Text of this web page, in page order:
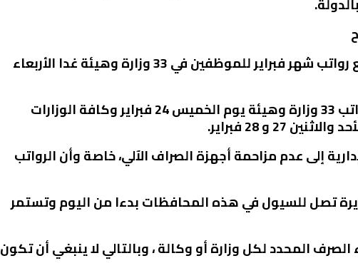
ومن المقرر البدء في دفع رواتب شهر فبراير للموظفين في 33 وزارة وهيئة غدا الأربعاء
ومن ثم البدء في دفع رواتب 33 وزارة وهيئة يوم الخميس 24 فبراير وكافة الوزارات
27 و 28 فبراير.
إلى عدم مزاحمة أجهزة الصراف الآلي، خاصة وأن الرواتب
تصل للسيول في هذه المحافظات بدءا من اليوم وتستمر
المحدد لكل وزارة أو وكالة ، وبالتالي لا ينبغي أن تكون